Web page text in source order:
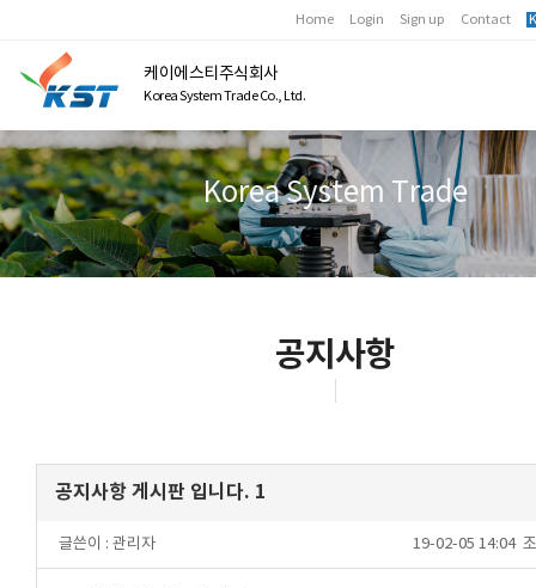
Home Login Sign up Contact
케이에스티주식회사
Korea System Trade Co., Ltd.
Korea System Trade
공지사항
공지사항 게시판 입니다. 1
글쓴이 : 관리자 19-02-05 14:04